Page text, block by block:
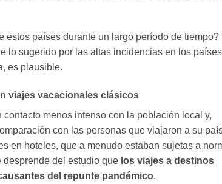
países durante un largo período de tiempo?
lo sugerido por las altas incidencias en los países
es plausible.
viajes vacacionales clásicos
menos intenso con la población local y,
con las personas que viajaron a su
en hoteles, que a menudo estaban sujetas a
desprende del estudio que los viajes a destinos
del repunte pandémico.